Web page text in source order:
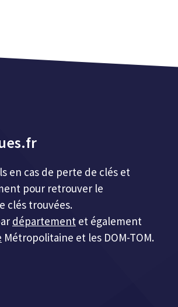
en cas de perte de clés et
pour retrouver le
clés trouvées.
département et également
Métropolitaine et les DOM-TOM.